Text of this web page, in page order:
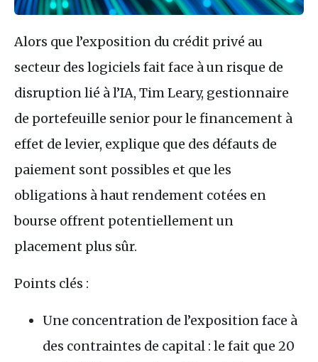
Alors que l’exposition du crédit privé au
secteur des logiciels fait face à un risque de
disruption lié à l’IA, Tim Leary, gestionnaire
de portefeuille senior pour le financement à
effet de levier, explique que des défauts de
paiement sont possibles et que les
obligations à haut rendement cotées en
bourse offrent potentiellement un
placement plus sûr.
Points clés :
Une concentration de l’exposition face à
des contraintes de capital : le fait que 20